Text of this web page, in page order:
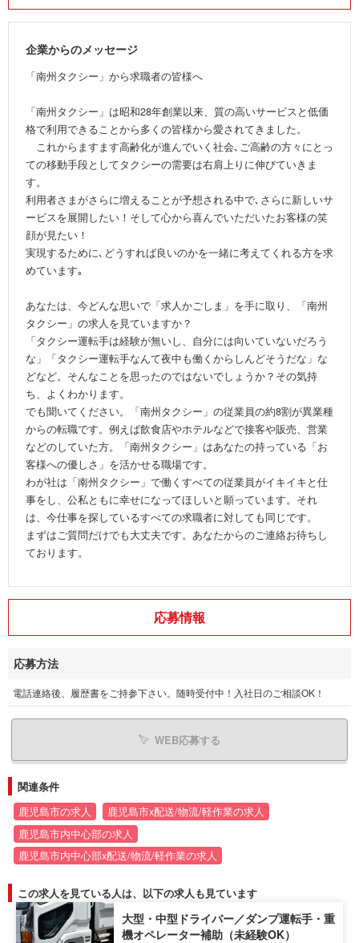
企業からのメッセージ
「南州タクシー」から求職者の皆様へ
「南州タクシー」は昭和28年創業以来、質の高いサービスと低価
格で利用できることから多くの皆様から愛されてきました。
これからますます高齢化が進んでいく社会､ご高齢の方々にとっ
ての移動手段としてタクシーの需要は右肩上りに伸びていきま
す。
利用者さまがさらに増えることが予想される中で､さらに新しいサ
ービスを展開したい！そして心から喜んでいただいたお客様の笑
顔が見たい！
実現するために､どうすれば良いのかを一緒に考えてくれる方を求
めています｡
あなたは、今どんな思いで「求人かごしま」を手に取り、「南州
タクシー」の求人を見ていますか？
「タクシー運転手は経験が無いし、自分には向いていないだろう
な」「タクシー運転手なんて夜中も働くからしんどそうだな」な
どなど。そんなことを思ったのではないでしょうか？その気持
ち、よくわかります。
でも聞いてください。「南州タクシー」の従業員の約8割が異業種
からの転職です。例えば飲食店やホテルなどで接客や販売、営業
などのしていた方。「南州タクシー」はあなたの持っている「お
客様への優しさ」を活かせる職場です。
わが社は「南州タクシー」で働くすべての従業員がイキイキと仕
事をし、公私ともに幸せになってほしいと願っています。それ
は、今仕事を探しているすべての求職者に対しても同じです。
まずはご質問だけでも大丈夫です。あなたからのご連絡お待ちし
ております。
応募情報
応募方法
電話連絡後、履歴書をご持参下さい。随時受付中！入社日のご相談OK！
WEB応募する
関連条件
鹿児島市の求人
鹿児島市x配送/物流/軽作業の求人
鹿児島市内中心部の求人
鹿児島市内中心部x配送/物流/軽作業の求人
この求人を見ている人は、以下の求人も見ています
大型・中型ドライバー／ダンプ運転手・重
機オペレーター補助（未経験OK）